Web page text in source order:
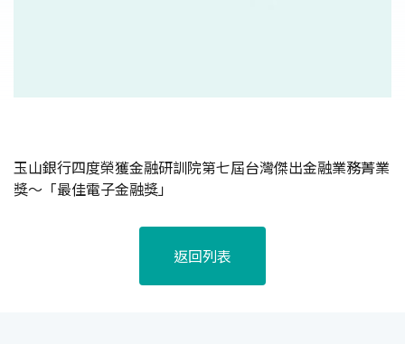
玉山銀行四度榮獲金融研訓院第七屆台灣傑出金融業務菁業
獎～「最佳電子金融獎」
返回列表